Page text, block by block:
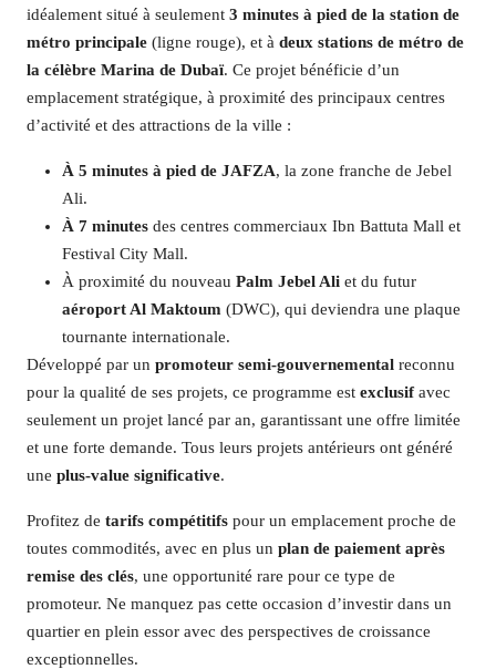
idéalement situé à seulement 3 minutes à pied de la station de
métro principale (ligne rouge), et à deux stations de métro de
la célèbre Marina de Dubaï. Ce projet bénéficie d’un
emplacement stratégique, à proximité des principaux centres
d’activité et des attractions de la ville :
À 5 minutes à pied de JAFZA, la zone franche de Jebel
Ali.
À 7 minutes des centres commerciaux Ibn Battuta Mall et
Festival City Mall.
À proximité du nouveau Palm Jebel Ali et du futur
aéroport Al Maktoum (DWC), qui deviendra une plaque
tournante internationale.
Développé par un promoteur semi-gouvernemental reconnu
pour la qualité de ses projets, ce programme est exclusifavec
seulement un projet lancé par an, garantissant une offre limitée
et une forte demande. Tous leurs projets antérieurs ont généré
une plus-value significative.
Profitez de tarifs compétitifs pour un emplacement proche de
toutes commodités, avec en plus un plan de paiement après
remise des clés, une opportunité rare pour ce type de
promoteur. Ne manquez pas cette occasion d’investir dans un
quartier en plein essor avec des perspectives de croissance
exceptionnelles.